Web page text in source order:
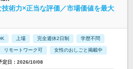
技術力×正当な評価／市場価値を最大
上場 完全週休2日制 学歴不問
リモートワーク可 女性のおしごと掲載中
定日：2026/10/08